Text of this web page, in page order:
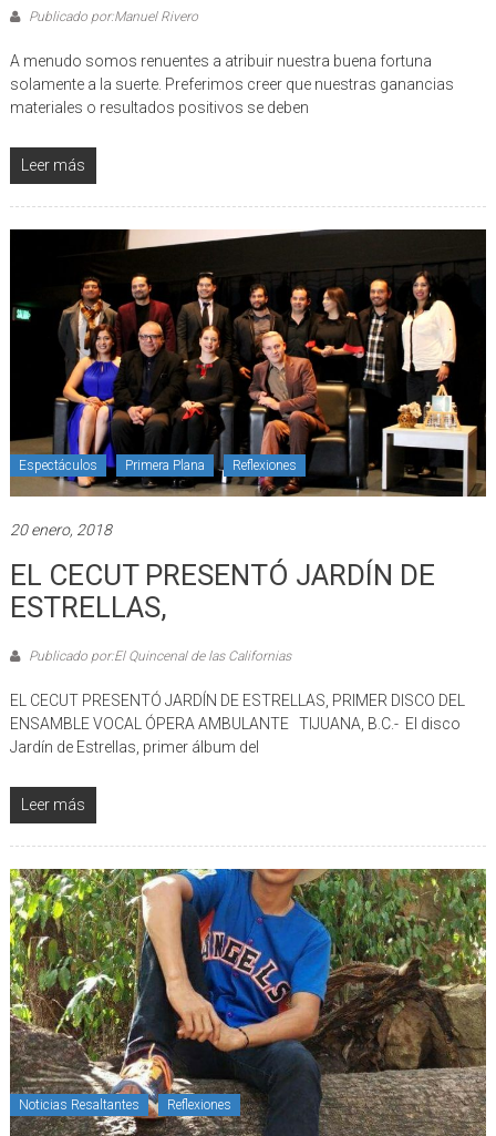
Publicado por:Manuel Rivero
A menudo somos renuentes a atribuir nuestra buena fortuna
solamente a la suerte. Preferimos creer que nuestras ganancias
materiales o resultados positivos se deben
Leer más
Espectáculos Primera Plana Reflexiones
20 enero, 2018
EL CECUT PRESENTÓ JARDÍN DE
ESTRELLAS,
Publicado por:El Quincenal de las Californias
EL CECUT PRESENTÓ JARDÍN DE ESTRELLAS, PRIMER DISCO DEL
ENSAMBLE VOCAL ÓPERA AMBULANTE TIJUANA, B.C.- El disco
Jardín de Estrellas, primer álbum del
Leer más
Noticias Resaltantes Reflexiones